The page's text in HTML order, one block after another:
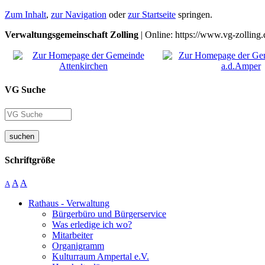
Zum Inhalt, zur Navigation oderzur Startseite springen.
Verwaltungsgemeinschaft Zolling | Online: https://www.vg-
VG Suche
suchen
Schriftgröße
A A A
Rathaus - Verwaltung
Bürgerbüro und Bürgerservice
Was erledige ich wo?
Mitarbeiter
Organigramm
Kulturraum Ampertal e.V.